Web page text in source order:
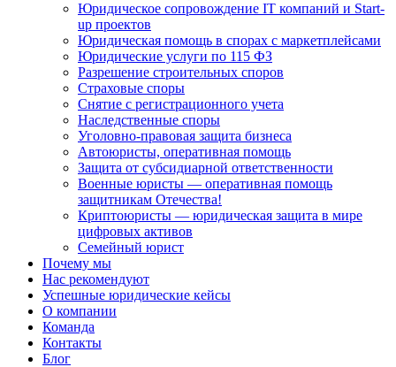
Юридическое сопровождение IT компаний и Start-
up проектов
Юридическая помощь в спорах с маркетплейсами
Юридические услуги по 115 ФЗ
Разрешение строительных споров
Страховые споры
Снятие с регистрационного учета
Наследственные споры
Уголовно-правовая защита бизнеса
Автоюристы, оперативная помощь
Защита от субсидиарной ответственности
Военные юристы — оперативная помощь
защитникам Отечества!
Криптоюристы — юридическая защита в мире
цифровых активов
Семейный юрист
Почему мы
Нас рекомендуют
Успешные юридические кейсы
О компании
Команда
Контакты
Блог